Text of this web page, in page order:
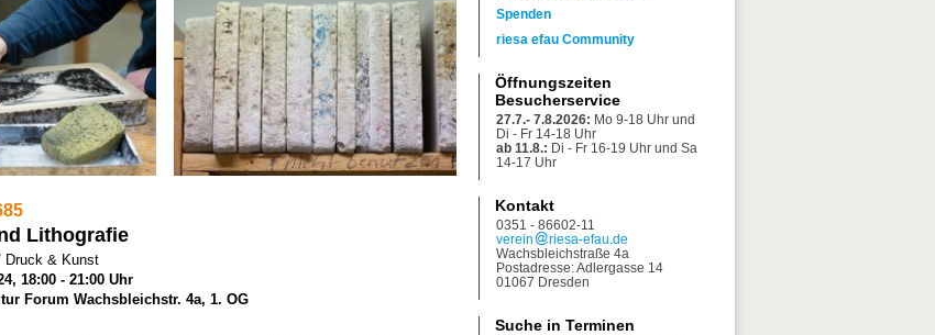
Lithografie
Druck & Kunst
18:00 - 21:00 Uhr
Forum Wachsbleichstr. 4a, 1. OG
Spenden
riesa efau Community
Öffnungszeiten
Besucherservice
27.7.- 7.8.2026: Mo 9-18 Uhr und
Di - Fr 14-18 Uhr
ab 11.8.: Di - Fr 16-19 Uhr und Sa
14-17 Uhr
Kontakt
0351 - 86602-11
verein
riesa-efau.de
Wachsbleichstraße 4a
Postadresse: Adlergasse 14
01067 Dresden
Suche in Terminen